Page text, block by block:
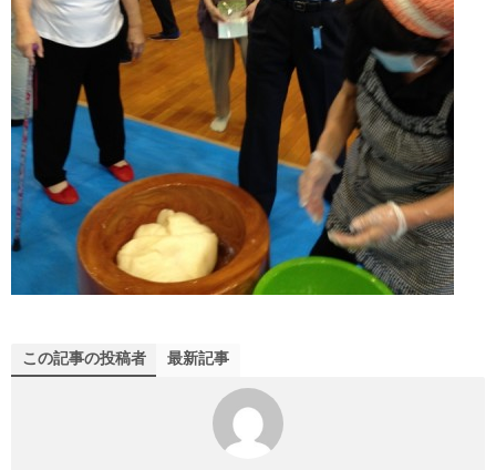
この記事の投稿者 最新記事